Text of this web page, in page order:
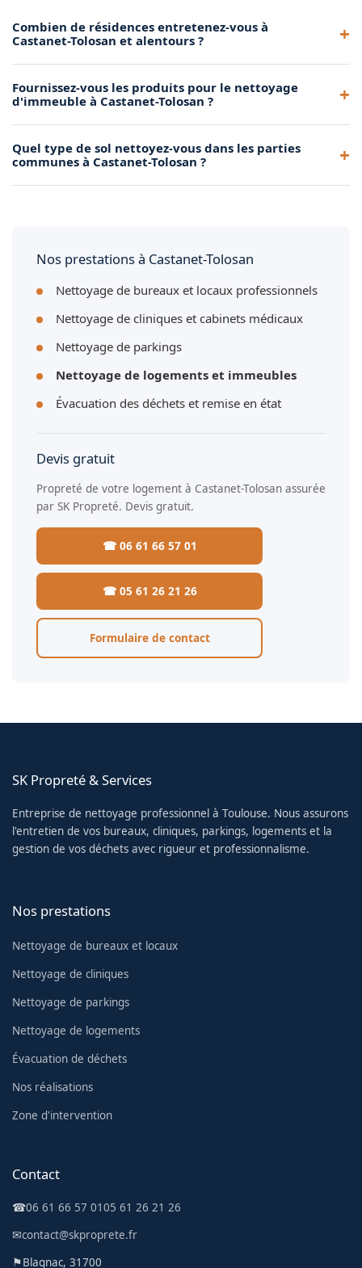
Combien de résidences entretenez-vous à
Castanet-Tolosan et alentours ?
métropole toulousaine, dont plusieurs à Castanet-Tolosan.
Fournissez-vous les produits pour le nettoyage
d'immeuble à Castanet-Tolosan ?
nécessaires à l'entretien de votre immeuble à Castanet-
Quel type de sol nettoyez-vous dans les parties
communes à Castanet-Tolosan ?
Nos prestations à Castanet-Tolosan
Nettoyage de bureaux et locaux professionnels
Nettoyage de cliniques et cabinets médicaux
Nettoyage de parkings
Nettoyage de logements et immeubles
Évacuation des déchets et remise en état
Devis gratuit
Propreté de votre logement à Castanet-Tolosan assurée
par SK Propreté. Devis gratuit.
☎ 06 61 66 57 01
☎ 05 61 26 21 26
Formulaire de contact
SK Propreté & Services
Entreprise de nettoyage professionnel à Toulouse. Nous assurons
l'entretien de vos bureaux, cliniques, parkings, logements et la
gestion de vos déchets avec rigueur et professionnalisme.
Nos prestations
Nettoyage de bureaux et locaux
Nettoyage de cliniques
Nettoyage de parkings
Nettoyage de logements
Évacuation de déchets
Nos réalisations
Zone d'intervention
Contact
☎06 61 66 57 0105 61 26 21 26
✉contact@skproprete.fr
⚑Blagnac, 31700